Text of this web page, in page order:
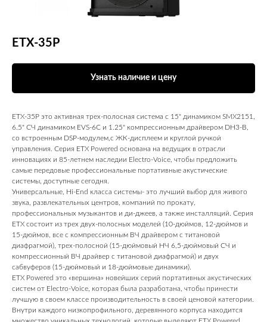
ETX-35P
Узнать наличие и цену
ETX‑35P это активная трех‑полосная система с 15" динамиком SMX2151,
6.5" СЧ динамиком EVS‑6C и 1.25" компрессионным драйвером DH3‑B,
со встроенным DSP‑модулем,с ЖК‑дисплеем и круглой ручкой
управления. Серия ETX Powered основана на ведущих в отрасли
инновациях и 85-летнем наследии Electro-Voice, чтобы предложить
самые передовые профессиональные портативные акустические
системы, доступные сегодня.
Универсальные, Hi-End класса системы- это лучший выбор для живого
звука, развлекательных центров, компаний по прокату,
профессиональных музыкантов и ди-джеев, а также инсталляций. Серия
ETX состоит из трех двух-полосных моделей (10-дюймов, 12-дюймов и
15-дюймов, все с компрессионным ВЧ драйвером с титановой
диафрагмой), трех-полосной (15-дюймовый НЧ 6,5-дюймовый СЧ и
компрессионный ВЧ драйвер с титановой диафрагмой) и двух
сабвуферов (15-дюймовый и 18-дюймовые динамики).
ETX Powered это «вершина» новейших серий портативных акустических
систем от Electro-Voice, которая была разработана, чтобы принести
лучшую в своем классе производительность в своей ценовой категории.
Внутри каждого низкопрофильного, деревянного корпуса находится